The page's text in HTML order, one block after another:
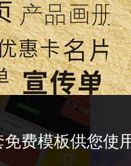
免费模板供您使